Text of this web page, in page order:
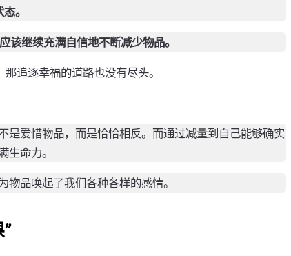
。
该继续充满自信地不断减少物品。
追逐幸福的道路也没有尽头。
是爱惜物品，而是恰恰相反。而通过减量到自己能够确实
生命力。
品唤起了我们各种各样的感情。